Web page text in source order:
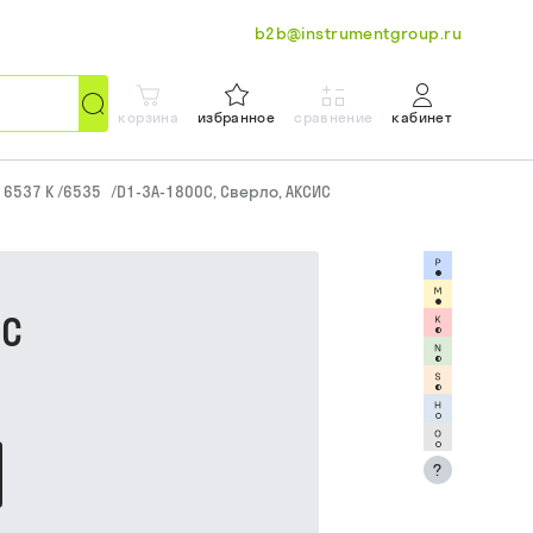
b2b@instrumentgroup.ru
корзина избранное сравнение кабинет
6537 K /6535 /D1-3A-1800C, Сверло, АКСИС
?